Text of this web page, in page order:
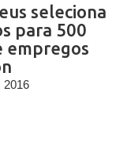
seleciona
para 500
empregos
2016